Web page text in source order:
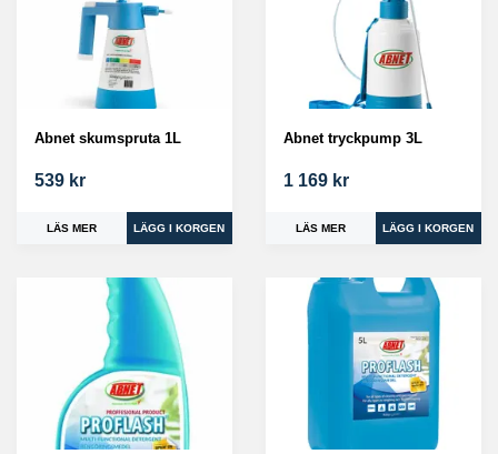
Abnet skumspruta 1L
539 kr
LÄS MER
Abnet tryckpump 3L
1 169 kr
LÄS MER